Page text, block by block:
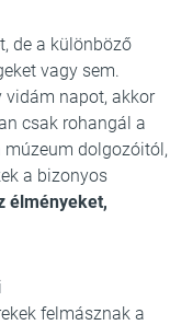
de a különböző
vagy sem.
vidám napot, akkor
csak rohangál a
múzeum dolgozóitól,
a bizonyos
élményeket,
felmásznak a